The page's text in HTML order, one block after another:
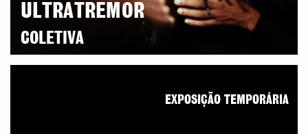
ULTRATREMOR
COLETIVA
EXPOSIÇÃO TEMPORÁRIA